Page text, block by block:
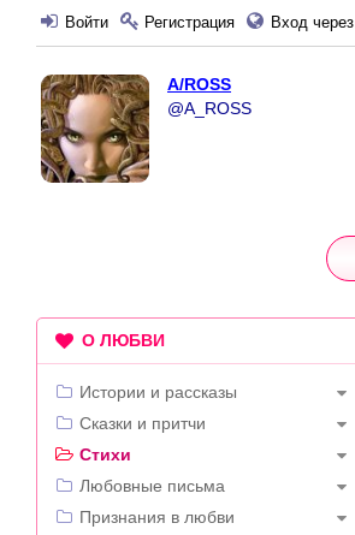
Войти Регистрация Вход через
A/ROSS
@A_ROSS
О ЛЮБВИ
Истории и рассказы
Сказки и притчи
Стихи
Любовные письма
Признания в любви